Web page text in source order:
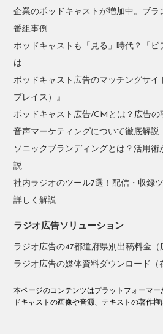
企業のポッドキャストが増加中。ブラ
番組事例
ポッドキャストも「見る」時代？「ビ
は
ポッドキャスト広告のマッチングサイ
プレイス）』
ポッドキャスト広告/CMとは？広告の
音声マーケティングについて徹底解説
ソニックブランディングとは？活用
説
社内ラジオのツール7選！配信・収録
詳しく解説
ラジオ広告ソリューション
ラジオ広告の47都道府県別出稿料金（
ラジオ広告の媒体資料ダウンロード（
本ページのコンテンツはプラットフォーマ
ドキャストの画像や音源、テキストの著作権